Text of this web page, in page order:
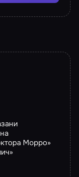
Морро»